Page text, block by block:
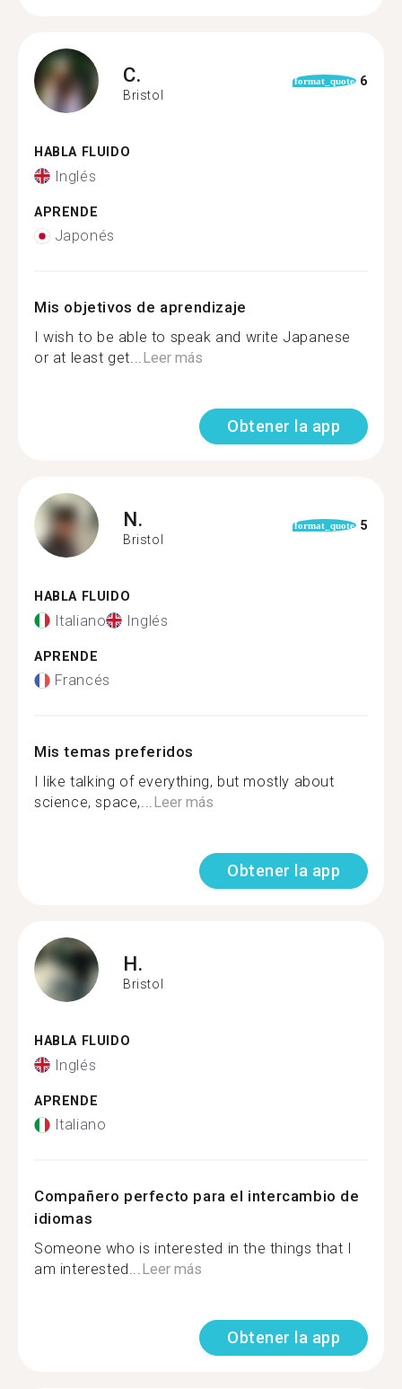
C.
Bristol
format_quote 6
HABLA FLUIDO
Inglés
APRENDE
Japonés
Mis objetivos de aprendizaje
I wish to be able to speak and write Japanese
or at least get...Leer más
Obtener la app
N.
Bristol
format_quote 5
HABLA FLUIDO
Italiano Inglés
APRENDE
Francés
Mis temas preferidos
I like talking of everything, but mostly about
science, space,...Leer más
Obtener la app
H.
Bristol
HABLA FLUIDO
Inglés
APRENDE
Italiano
Compañero perfecto para el intercambio de
idiomas
Someone who is interested in the things that I
am interested...Leer más
Obtener la app